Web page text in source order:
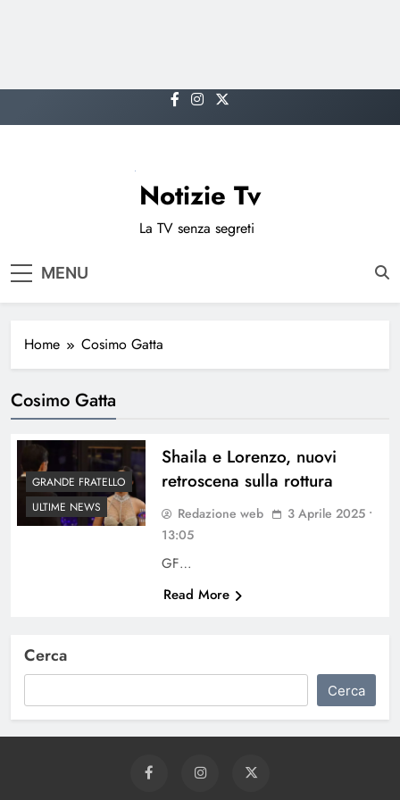
to
Notizie Tv
La TV senza segreti
MENU
Home Cosimo Gatta
Cosimo Gatta
GRANDE FRATELLO
ULTIME NEWS
Shaila e Lorenzo, nuovi
retroscena sulla rottura
Redazione web
3 Aprile 2025 •
13:05
GF…
Read More
Cerca
Cerca